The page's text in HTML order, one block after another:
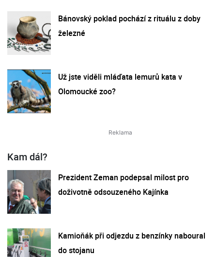
Bánovský poklad pochází z rituálu z doby
železné
Už jste viděli mláďata lemurů kata v
Olomoucké zoo?
Kam dál?
Prezident Zeman podepsal milost pro
doživotně odsouzeného Kajínka
Kamioňák při odjezdu z benzínky naboural
do stojanu